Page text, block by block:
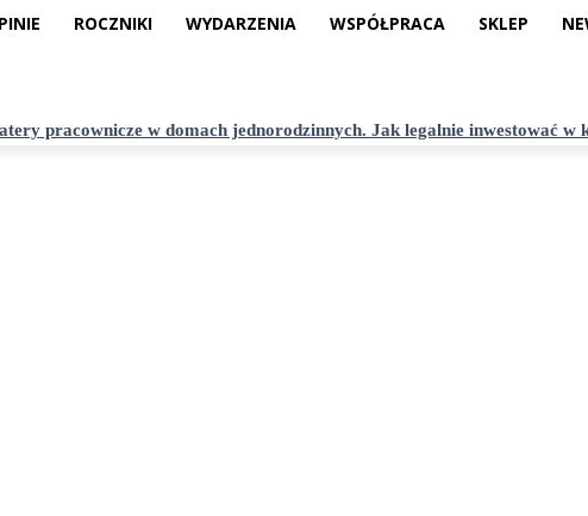
ROCZNIKI WYDARZENIA WSPÓŁPRACA SKLEP
pracownicze w domach jednorodzinnych. Jak legalnie inwestować w